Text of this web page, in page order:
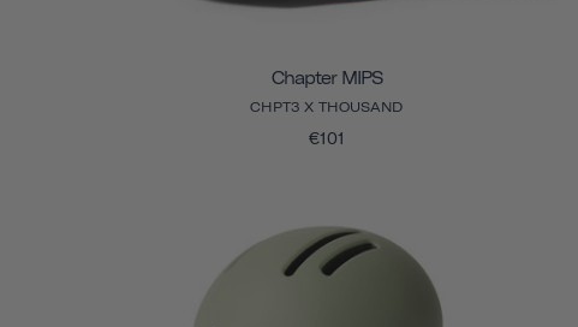
Chapter MIPS
CHPT3 X THOUSAND
€101